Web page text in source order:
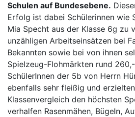
Schulen auf Bundesebene.
Erfolg ist dabei Schülerinnen wie
Mia Specht aus der Klasse 6g zu
unzähligen Arbeitseinsätzen bei
Bekannten sowie bei von ihnen
Spielzeug-Flohmärkten rund
SchülerInnen der 5b von Herrn
ebenfalls sehr fleißig und
Klassenvergleich den höchsten
verhalfen Rasenmähen, Bügeln,